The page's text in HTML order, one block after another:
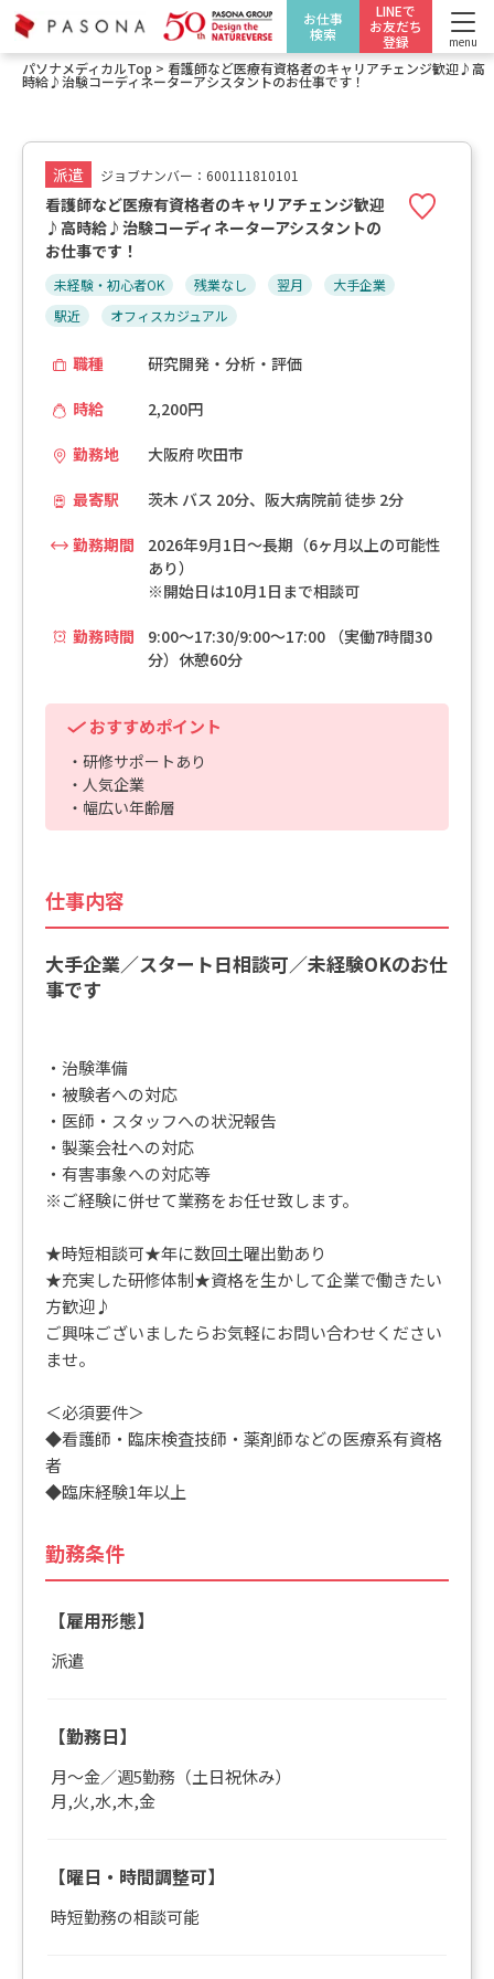
お仕事
検索
LINEで
お友だち
登録
menu
パソナメディカルTop > 看護師など医療有資格者のキャリアチェンジ歓迎♪高
時給♪治験コーディネーターアシスタントのお仕事です！
派遣 ジョブナンバー：600111810101
看護師など医療有資格者のキャリアチェンジ歓迎
♪高時給♪治験コーディネーターアシスタントの
お仕事です！
未経験・初心者OK 残業なし 翌月
大手企業
駅近
オフィスカジュアル
職種 研究開発・分析・評価
時給 2,200円
勤務地 大阪府 吹田市
最寄駅 茨木 バス 20分、阪大病院前 徒歩 2分
勤務期間
2026年9月1日～長期（6ヶ月以上の可能性
あり）
※開始日は10月1日まで相談可
勤務時間
9:00～17:30/9:00～17:00 （実働7時間30
分）休憩60分
おすすめポイント
・研修サポートあり
・人気企業
・幅広い年齢層
仕事内容
大手企業／スタート日相談可／未経験OKのお仕
事です
・治験準備
・被験者への対応
・医師・スタッフへの状況報告
・製薬会社への対応
・有害事象への対応等
※ご経験に併せて業務をお任せ致します。
★時短相談可★年に数回土曜出勤あり
★充実した研修体制★資格を生かして企業で働きたい
方歓迎♪
ご興味ございましたらお気軽にお問い合わせください
ませ。
＜必須要件＞
◆看護師・臨床検査技師・薬剤師などの医療系有資格
者
◆臨床経験1年以上
勤務条件
【雇用形態】
派遣
【勤務日】
月～金／週5勤務（土日祝休み）
月,火,水,木,金
【曜日・時間調整可】
時短勤務の相談可能